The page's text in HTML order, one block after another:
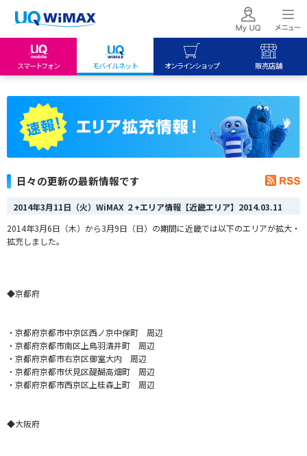
スマートフォン モバイルネット オンラインショップ 販売店舗
My UQ mobile
UQ mobile
UQ WiMAX
UQ WiMAX
日々の更新の最新情報です
2014年3月11日（火）WiMAX ２+エリア情報【近畿エリア】 2014.03.11
2014年3月6日（木）から3月9日（日）の期間に近畿では以下のエリアが拡大・
拡充しました。
◆京都府
・京都府京都市中京区西ノ京中保町 周辺
・京都府京都市南区上鳥羽清井町 周辺
・京都府京都市右京区御室大内 周辺
・京都府京都市伏見区醍醐高畑町 周辺
・京都府京都市西京区上桂森上町 周辺
◆大阪府